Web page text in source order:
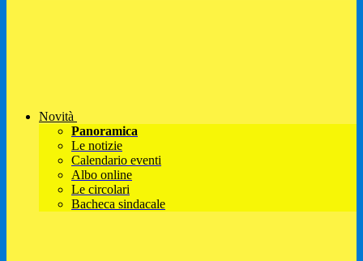
Novità
Panoramica
Le notizie
Calendario eventi
Albo online
Le circolari
Bacheca sindacale